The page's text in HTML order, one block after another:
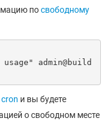
посвободному
admin@build
и вы будете
о свободном месте